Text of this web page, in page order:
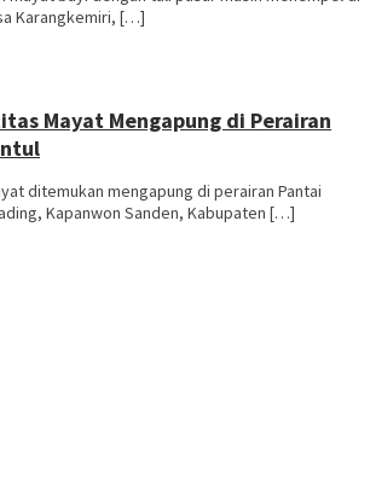
Karangkemiri, […]
Mayat Mengapung di Perairan
ditemukan mengapung di perairan Pantai
Kapanwon Sanden, Kabupaten […]